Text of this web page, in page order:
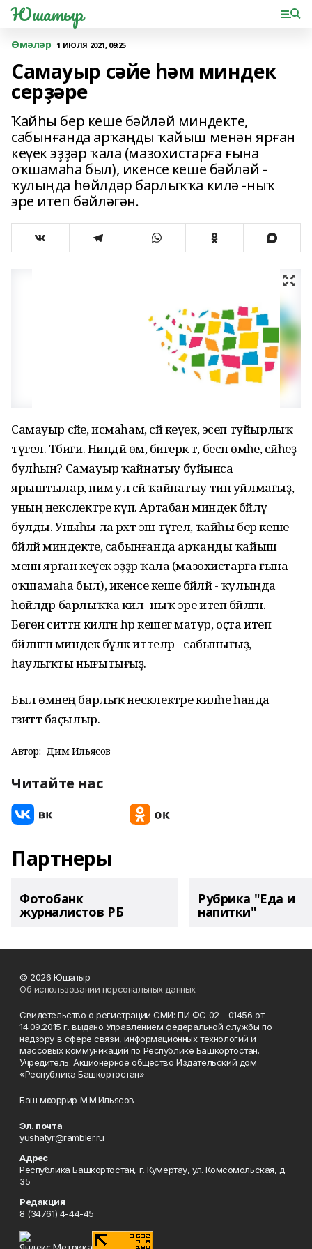
Юшатыр
Өмәләр 1 ИЮЛЯ 2021, 09:25
Самауыр сәйе һәм миндек
серҙәре
Ҡайһы бер кеше бәйләй миндекте,
сабынғанда арҡаңды ҡайыш менән ярған
кеүек эҙҙәр ҡала (мазохистарға ғына
оҡшамаһа был), икенсе кеше бәйләй -
ҡулыңда һөйлдәр барлыҡҡа килә -ныҡ
эре итеп бәйләгән.
Самауыр сәйе, исмаһам, сәй кеүек, эсеп туйырлыҡ
түгел. Тәбиғи. Ниндәй өмә, бигерәк тә, бесән өмәһе, сәйһеҙ
булһын? Самауыр ҡайнатыу буйынса
ярыштылар, нимә ул сәй ҡайнатыу тип уйлмағыҙ,
уның нексәлектәре күп. Артабан миндек бәйләү
булды. Уныһы ла рәхәт эш түгел, ҡайһы бер кеше
бәйләй миндекте, сабынғанда арҡаңды ҡайыш
менән ярған кеүек эҙҙәр ҡала (мазохистарға ғына
оҡшамаһа был), икенсе кеше бәйләй - ҡулыңда
һөйлдәр барлыҡҡа килә -ныҡ эре итеп бәйләгән.
Бөгөн ситтән килгән һәр кешегә матур, оҫта итеп
бәйләнгән миндек бүләк иттеләр - сабынығыҙ,
һаулыҡты нығытығыҙ.
Был өмәнең барлыҡ нескәлектәре киләһе һанда
гәзиттә баҫылыр.
Автор: Дим Ильясов
Читайте нас
Партнеры
Фотобанк
журналистов РБ
Рубрика "Еда и
напитки"
© 2026 Юшатыр
Об использовании персональных данных
Свидетельство о регистрации СМИ: ПИ ФС 02 - 01456 от
14.09.2015 г. выдано Управлением федеральной службы по
надзору в сфере связи, информационных технологий и
массовых коммуникаций по Республике Башкортостан.
Учредитель: Акционерное общество Издательский дом
«Республика Башкортостан»
Баш мөхәррир М.М.Ильясов
Эл. почта
yushatyr@rambler.ru
Адрес
Республика Башкортостан, г. Кумертау, ул. Комсомольская, д.
35
Редакция
8 (34761) 4-44-45